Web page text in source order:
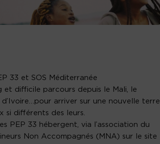
33 et SOS Méditerranée
et difficile parcours depuis le Mali, le
d’Ivoire…pour arriver sur une nouvelle terre
si différents des leurs.
PEP 33 hébergent, via l’association du
Non Accompagnés (MNA) sur le site